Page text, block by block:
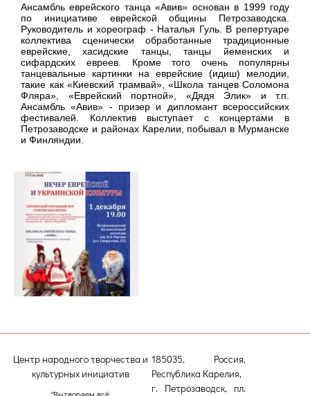
Ансамбль еврейского танца «Авив» основан в 1999 году
по инициативе еврейской общины Петрозаводска.
Руководитель и хореограф - Наталья Гуль. В репертуаре
коллектива сценически обработанные традиционные
еврейские, хасидские танцы, танцы йеменских и
сифардских евреев. Кроме того очень популярны
танцевальные картинки на еврейские (идиш) мелодии,
такие как «Киевский трамвай», «Школа танцев Соломона
Фляра», «Еврейский портной», «Дядя Элик» и т.п.
Ансамбль «Авив» - призер и дипломант всероссийских
фестивалей. Коллектив выступает с концертами в
Петрозаводске и районах Карелии, побывал в Мурманске
и Финляндии.
Центр народного творчества и
культурных инициатив
185035, Россия,
Республика Карелия,
г. Петрозаводск, пл.